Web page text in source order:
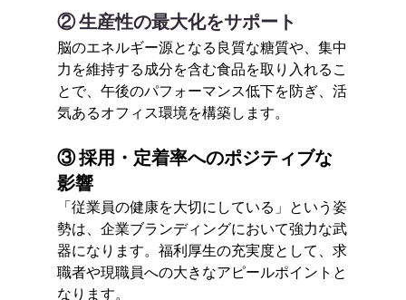
② 生産性の最大化をサポート
脳のエネルギー源となる良質な糖質や、集中
力を維持する成分を含む食品を取り入れるこ
とで、午後のパフォーマンス低下を防ぎ、活
気あるオフィス環境を構築します。
③ 採用・定着率へのポジティブな
影響
「従業員の健康を大切にしている」という姿
勢は、企業ブランディングにおいて強力な武
器になります。福利厚生の充実度として、求
職者や現職員への大きなアピールポイントと
なります。